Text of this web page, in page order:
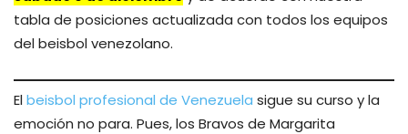
tabla de posiciones actualizada con todos los equipos
del beisbol venezolano.
Elbeisbol profesional de Venezuela sigue su curso y la
emoción no para. Pues, los Bravos de Margarita